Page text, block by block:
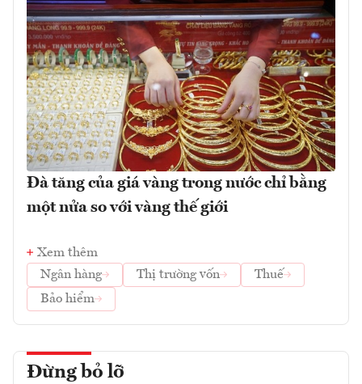
Đà tăng của giá vàng trong nước chỉ bằng
một nửa so với vàng thế giới
Xem thêm
Ngân hàng
Thị trường vốn
Thuế
Bảo hiểm
Đừng bỏ lỡ